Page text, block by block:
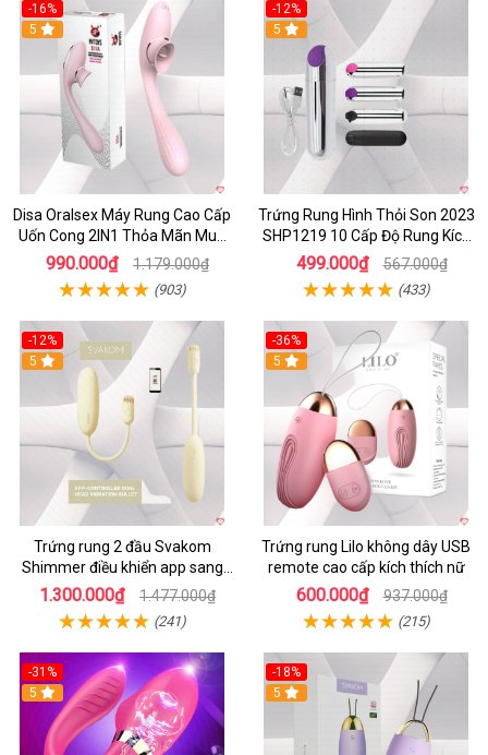
-16%
5
Disa Oralsex Máy Rung Cao Cấp
Uốn Cong 2IN1 Thỏa Mãn Mua
Ngay
990.000₫ 1.179.000₫
(903)
-12%
5
Trứng Rung Hình Thỏi Son 2023
SHP1219 10 Cấp Độ Rung Kích
Thích
499.000₫ 567.000₫
(433)
-12%
5
Trứng rung 2 đầu Svakom
Shimmer điều khiển app sang
trọng chất lượng
1.300.000₫ 1.477.000₫
(241)
-36%
5
Trứng rung Lilo không dây USB
remote cao cấp kích thích nữ
600.000₫ 937.000₫
(215)
-31%
5
-18%
5